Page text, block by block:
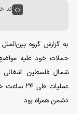
کد خبر :
به گزارش گروه بین‌الملل
حملات خود علیه
عملیات
دشمن همراه بود.